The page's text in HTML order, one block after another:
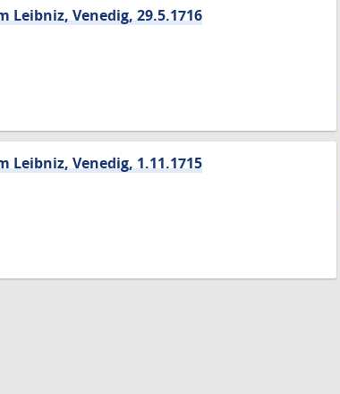
Venedig, 29.5.1716
Venedig, 1.11.1715